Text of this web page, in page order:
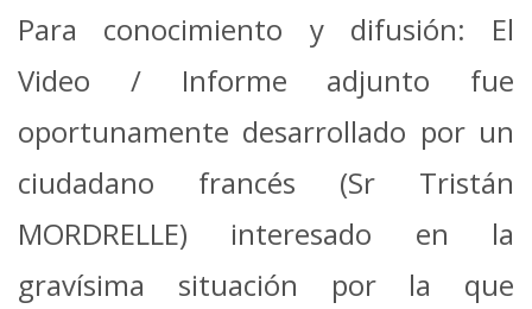
Para conocimiento y difusión: El
Video / Informe adjunto fue
oportunamente desarrollado por un
ciudadano francés (Sr Tristán
MORDRELLE) interesado en la
gravísima situación por la que